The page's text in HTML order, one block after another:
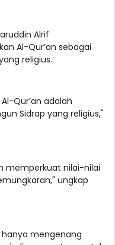
Alrif
Al-Qur’an sebagai
religius.
Qur’an adalah
Sidrap yang religius,"
memperkuat nilai-nilai
ungkap
hanya mengenang